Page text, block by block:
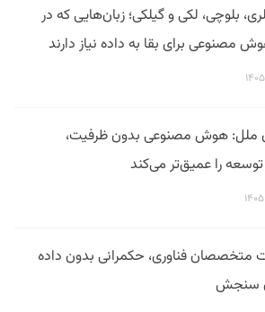
بلوچی، لکی و گیلکی؛ زبان‌هایی که در
مصنوعی برای بقا به داده نیاز دارند
ملل: هوش مصنوعی بدون ظرفیت،
را عمیق‌تر می‌کند
متخصصان فناوری، حکمرانی بدون داده
سنجش